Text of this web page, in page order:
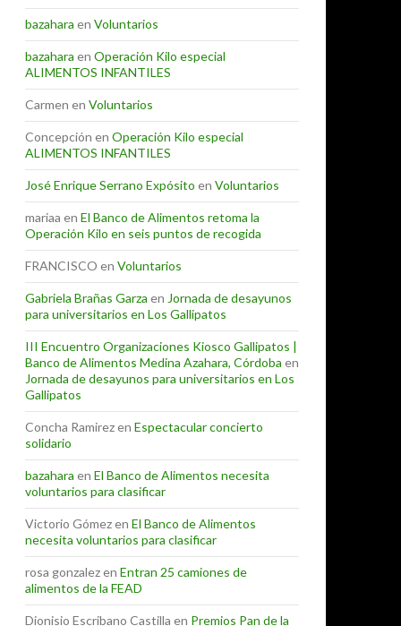
bazahara en Voluntarios
bazahara en Operación Kilo especial
ALIMENTOS INFANTILES
Carmen en Voluntarios
Concepción en Operación Kilo especial
ALIMENTOS INFANTILES
José Enrique Serrano Expósito en Voluntarios
mariaa en El Banco de Alimentos retoma la
Operación Kilo en seis puntos de recogida
FRANCISCO en Voluntarios
Gabriela Brañas Garza en Jornada de desayunos
para universitarios en Los Gallipatos
III Encuentro Organizaciones Kiosco Gallipatos |
Banco de Alimentos Medina Azahara, Córdoba en
Jornada de desayunos para universitarios en Los
Gallipatos
Concha Ramirezen Espectacular concierto
solidario
bazahara en El Banco de Alimentos necesita
voluntarios para clasificar
Victorio Gómezen El Banco de Alimentos
necesita voluntarios para clasificar
rosa gonzalezen Entran 25 camiones de
alimentos de la FEAD
Dionisio Escribano Castilla en Premios Pan de la